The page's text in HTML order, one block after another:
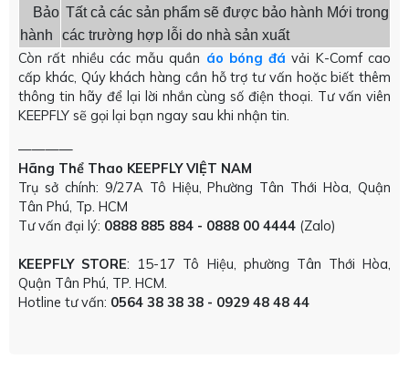
Bảo
hành
Tất cả các sản phẩm sẽ được bảo hành Mới trong
các trường hợp lỗi do nhà sản xuất
Còn rất nhiều các mẫu quần áo bóng đá vải K-Comf cao
cấp khác, Qúy khách hàng cần hỗ trợ tư vấn hoặc biết thêm
thông tin hãy để lại lời nhắn cùng số điện thoại. Tư vấn viên
KEEPFLY sẽ gọi lại bạn ngay sau khi nhận tin.
————
Hãng Thể Thao KEEPFLY VIỆT NAM
Trụ sở chính: 9/27A Tô Hiệu, Phường Tân Thới Hòa, Quận
Tân Phú, Tp. HCM
Tư vấn đại lý: 0888 885 884 - 0888 00 4444 (Zalo)
KEEPFLY STORE: 15-17 Tô Hiệu, phường Tân Thới Hòa,
Quận Tân Phú, TP. HCM.
Hotline tư vấn: 0564 38 38 38 - 0929 48 48 44